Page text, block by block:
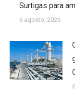
Surtigas para
6 agosto, 2026